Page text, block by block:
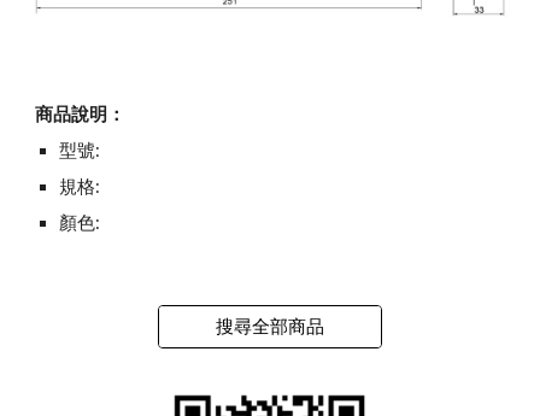
商品說明：
型號:
規格:
顏色:
搜尋全部商品